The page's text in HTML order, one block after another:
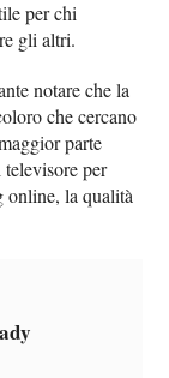
per chi
gli altri.
notare che la
che cercano
parte
per
online, la qualità